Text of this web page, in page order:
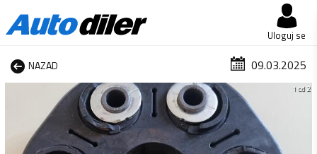
Uloguj se
NAZAD 09.03.2025
1 od 2